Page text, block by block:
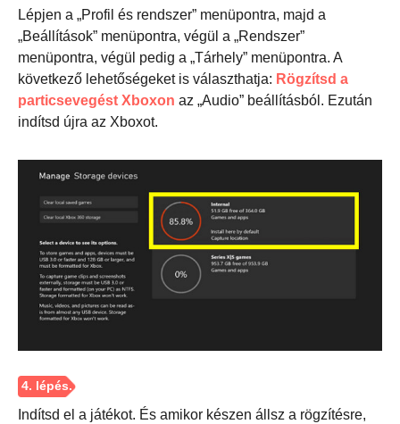
Lépjen a „Profil és rendszer” menüpontra, majd a
„Beállítások” menüpontra, végül a „Rendszer”
menüpontra, végül pedig a „Tárhely” menüpontra. A
következő lehetőségeket is választhatja: Rögzítsd a
particsevegést Xboxon az „Audio” beállításból. Ezután
indítsd újra az Xboxot.
Indítsd el a játékot. És amikor készen állsz a rögzítésre,